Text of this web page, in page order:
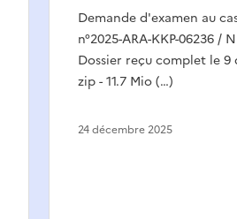
Demande d'examen au
n°2025-ARA-KKP-06236 /
Dossier reçu complet le 9
zip - 11.7 Mio (…)
24 décembre 2025